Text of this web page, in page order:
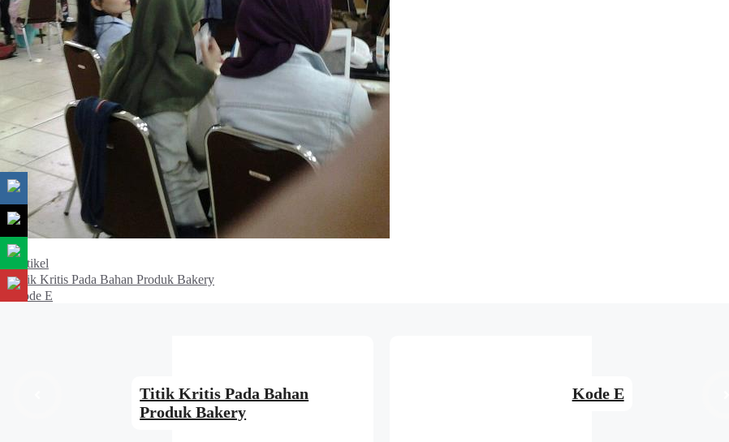
Kategori
Artikel
Titik Kritis Pada Bahan Produk Bakery
Kode E
Titik Kritis Pada Bahan
Produk Bakery
Kode E